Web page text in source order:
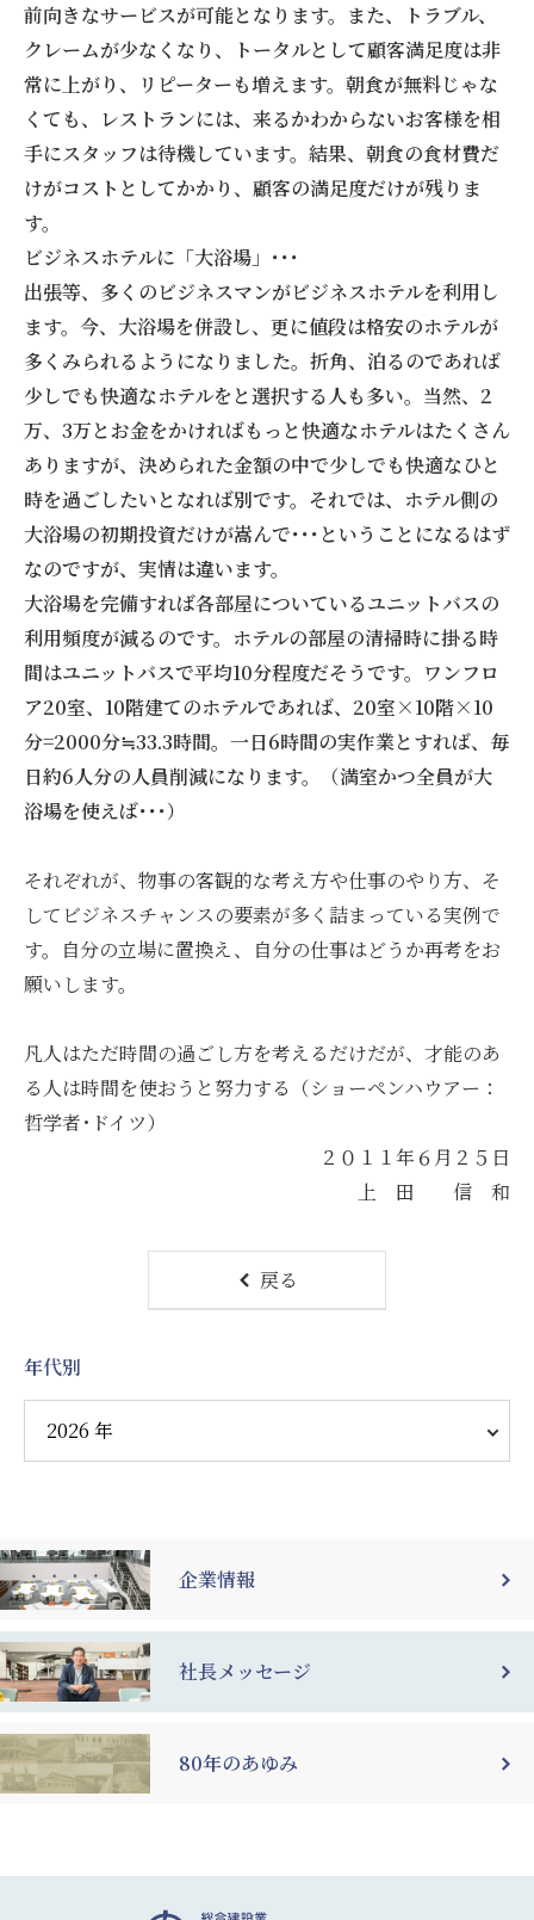
前向きなサービスが可能となります。また、トラブル、
クレームが少なくなり、トータルとして顧客満足度は非
常に上がり、リピーターも増えます。朝食が無料じゃな
くても、レストランには、来るかわからないお客様を相
手にスタッフは待機しています。結果、朝食の食材費だ
けがコストとしてかかり、顧客の満足度だけが残りま
す。
ビジネスホテルに「大浴場」･･･
出張等、多くのビジネスマンがビジネスホテルを利用し
ます。今、大浴場を併設し、更に値段は格安のホテルが
多くみられるようになりました。折角、泊るのであれば
少しでも快適なホテルをと選択する人も多い。当然、2
万、3万とお金をかければもっと快適なホテルはたくさん
ありますが、決められた金額の中で少しでも快適なひと
時を過ごしたいとなれば別です。それでは、ホテル側の
大浴場の初期投資だけが嵩んで･･･ということになるはず
なのですが、実情は違います。
大浴場を完備すれば各部屋についているユニットバスの
利用頻度が減るのです。ホテルの部屋の清掃時に掛る時
間はユニットバスで平均10分程度だそうです。ワンフロ
ア20室、10階建てのホテルであれば、20室×10階×10
分=2000分≒33.3時間。一日6時間の実作業とすれば、毎
日約6人分の人員削減になります。（満室かつ全員が大
浴場を使えば･･･）
それぞれが、物事の客観的な考え方や仕事のやり方、そ
してビジネスチャンスの要素が多く詰まっている実例で
す。自分の立場に置換え、自分の仕事はどうか再考をお
願いします。
凡人はただ時間の過ごし方を考えるだけだが、才能のあ
る人は時間を使おうと努力する（ショーペンハウアー：
哲学者･ドイツ）
２０１１年６月２５日
上 田 信 和
戻る
年代別
企業情報
社長メッセージ
80年のあゆみ